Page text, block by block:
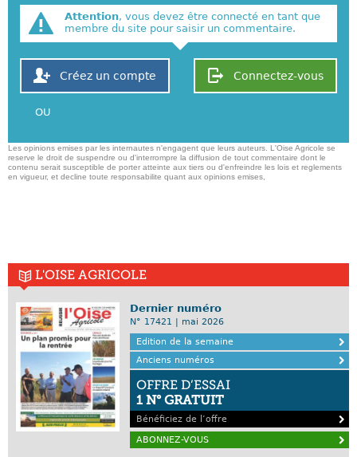
Attention, vous devez être connecté en tant que
membre du site pour saisir un commentaire.
Connectez-vous
Créez un compte
OU
Les opinions emises par les internautes n'engagent que leurs auteurs. L'Oise Agricole se
reserve le droit de suspendre ou d'interrompre la diffusion de tout commentaire dont le
contenu serait susceptible de porter atteinte aux tiers ou d'enfreindre les lois et reglements
en vigueur, et decline toute responsabilite quant aux opinions emises,
L'OISE AGRICOLE
Dernier numéro
N° 17421 | mai 2026
Edition de la semaine
Anciens numéros
OFFRE D’ESSAI
1 N° GRATUIT
Bénéficiez de l’offre
ABONNEZ-VOUS